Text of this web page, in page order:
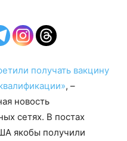
получать вакцину
, –
новость
сетях. В постах
якобы получили